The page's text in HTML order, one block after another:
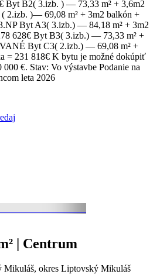
Byt B2( 3.izb. ) — 73,33 m² + 3,6m2
2.izb. )— 69,08 m² + 3m2 balkón +
Byt A3( 3.izb.) — 84,18 m² + 3m2
628€ Byt B3( 3.izb.) — 73,33 m² +
Byt C3( 2.izb.) — 69,08 m² +
= 231 818€ K bytu je možné dokúpiť
000 €. Stav: Vo výstavbe Podanie na
leta 2026
| Centrum
okres Liptovský Mikuláš